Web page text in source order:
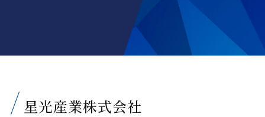
星光産業株式会社